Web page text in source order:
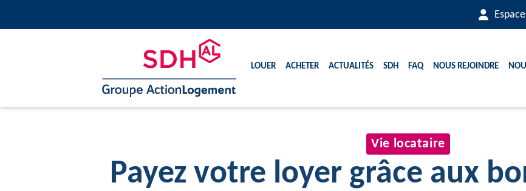
Louer Acheter Actualités SDH FAQ Nous rejoindre
Vie locataire
Payez votre loyer grâce aux